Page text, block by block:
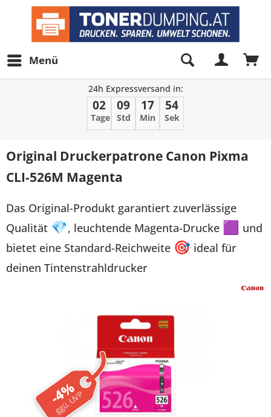
Menü
24h Expressversand in:
02
Tage
09
Std
17
Min
54
Sek
Original Druckerpatrone Canon Pixma
CLI-526M Magenta
Das Original-Produkt garantiert zuverlässige
Qualität 💎, leuchtende Magenta-Drucke 🟪
und
bietet eine Standard-Reichweite 🎯 ideal für
deinen Tintenstrahldrucker
-4%
ggü. UVP